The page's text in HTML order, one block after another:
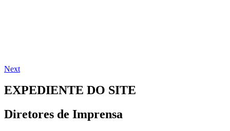
Next
EXPEDIENTE DO SITE
Diretores de Imprensa